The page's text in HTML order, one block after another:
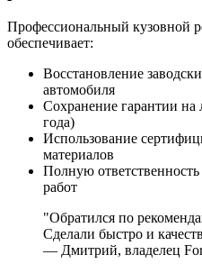
Профессиональный кузовной
обеспечивает:
Восстановление
автомобиля
Сохранение гарантии на
года)
Использование
материалов
Полную
работ
"Обратился по
Сделали быстро и
— Дмитрий, владелец